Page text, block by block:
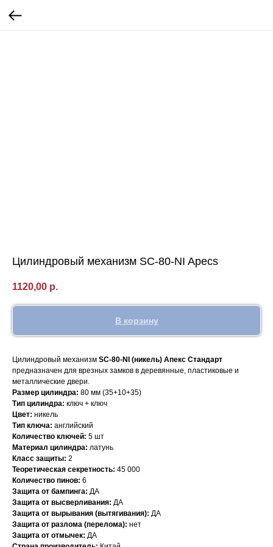
Цилиндровый механизм SC-80-NI Apecs
1120,00 р.
В корзину
Цилиндровый механизм SC-80-NI (никель) Апекс Стандарт
предназначен для врезных замков в деревянные, пластиковые и
металлические двери.
Размер цилиндра: 80 мм (35+10+35)
Тип цилиндра: ключ + ключ
Цвет: никель
Тип ключа: английский
Количество ключей: 5 шт
Материал цилиндра: латунь
Класс защиты: 2
Теоретическая секретность: 45 000
Количество пинов: 6
Защита от бампинга: ДА
Защита от высверливания: ДА
Защита от вырывания (вытягивания): ДА
Защита от разлома (перелома): нет
Защита от отмычек: ДА